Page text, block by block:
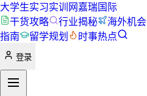
大学生实习实训网嘉瑞国际
干货攻略
行业揭秘 海外机会
指南
留学规划 时事热点
登录